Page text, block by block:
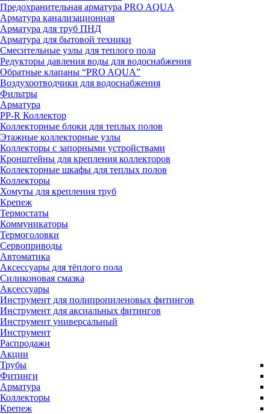
Предохранительная арматура PRO AQUA
Арматура канализационная
Арматура для труб ПНД
Арматура для бытовой техники
Смесительные узлы для теплого пола
Редукторы давления воды для водоснабжения
Обратные клапаны “PRO AQUA”
Воздухоотводчики для водоснабжения
Фильтры
Арматура
PP-R Коллектор
Коллекторные блоки для теплых полов
Этажные коллекторные узлы
Коллекторы с запорными устройствами
Кронштейны для крепления коллекторов
Коллекторные шкафы для теплых полов
Коллекторы
Хомуты для крепления труб
Крепеж
Термостаты
Коммуникаторы
Термоголовки
Сервоприводы
Автоматика
Аксессуары для тёплого пола
Силиконовая смазка
Аксессуары
Инструмент для полипропиленовых фитингов
Инструмент для аксиальных фитингов
Инструмент универсальный
Инструмент
Распродажи
Акции
Трубы
Фитинги
Арматура
Коллекторы
Крепеж